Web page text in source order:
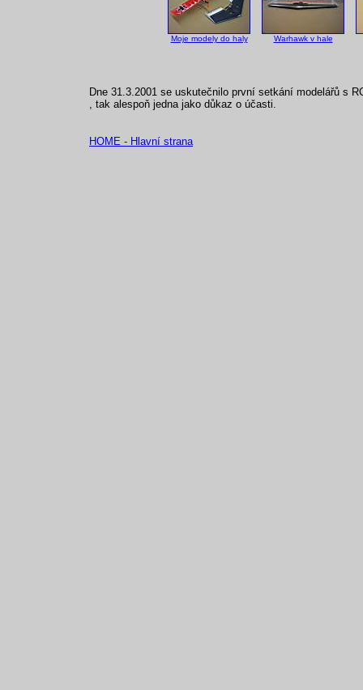
Moje modely do haly Warhawk v hale
Dne 31.3.2001 se uskutečnilo první setkání modelářů s
, tak alespoň jedna jako důkaz o účasti.
HOME - Hlavní strana